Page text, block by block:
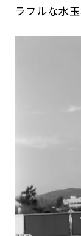
ラフルな水